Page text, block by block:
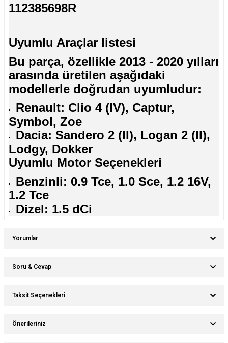
112385698R
Uyumlu Araçlar listesi
Bu parça, özellikle 2013 - 2020 yılları
arasında üretilen aşağıdaki
modellerle doğrudan uyumludur:
Renault: Clio 4 (IV), Captur,
Symbol, Zoe
Dacia: Sandero 2 (II), Logan 2 (II),
Lodgy, Dokker
Uyumlu Motor Seçenekleri
Benzinli: 0.9 Tce, 1.0 Sce, 1.2 16V,
1.2 Tce
Dizel: 1.5 dCi
Yorumlar
Soru & Cevap
Taksit Seçenekleri
Önerileriniz